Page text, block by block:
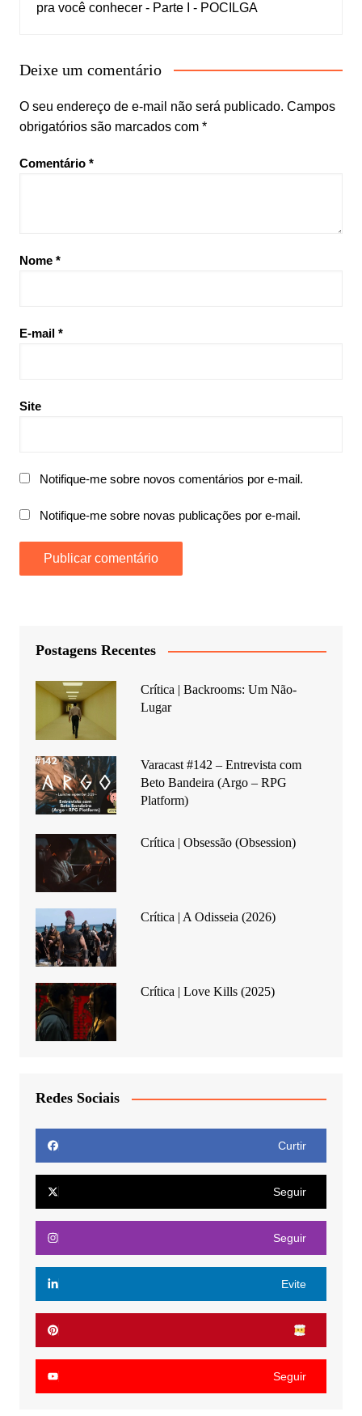
pra você conhecer - Parte I - POCILGA
Deixe um comentário
O seu endereço de e-mail não será publicado. Campos
obrigatórios são marcados com *
Comentário *
Nome *
E-mail *
Site
Notifique-me sobre novos comentários por e-mail.
Notifique-me sobre novas publicações por e-mail.
Postagens Recentes
Crítica | Backrooms: Um Não-
Lugar
Varacast #142 – Entrevista com
Beto Bandeira (Argo – RPG
Platform)
Crítica | Obsessão (Obsession)
Crítica | A Odisseia (2026)
Crítica | Love Kills (2025)
Redes Sociais
Curtir
Seguir
Seguir
Evite
Seguir